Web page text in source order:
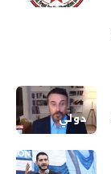
دولي